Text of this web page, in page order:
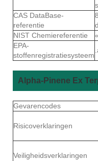
CAS DataBase-
referentie
NIST Chemiereferentie
EPA-
stoffenregistratiesysteem
Alpha-Pinene Ex
Gevarencodes
Risicoverklaringen
Veiligheidsverklaringen